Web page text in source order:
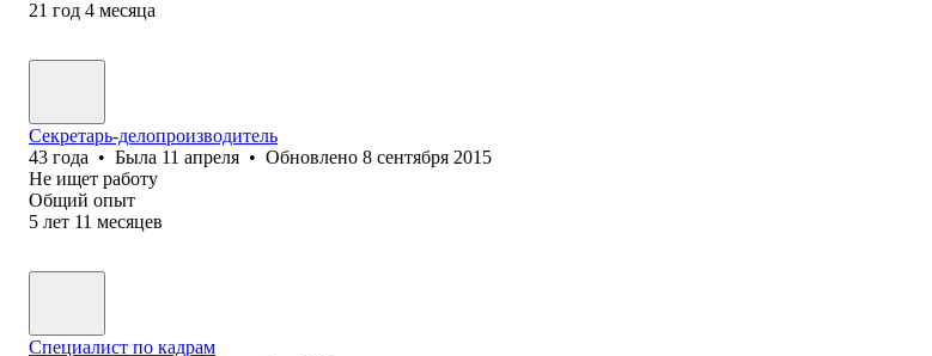
21 год 4 месяца
Секретарь-делопроизводитель
43 года • Была 11 апреля • Обновлено 8 сентября 2015
Не ищет работу
Общий опыт
5 лет 11 месяцев
Специалист по кадрам